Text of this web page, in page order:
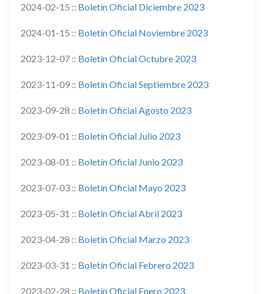
2024-02-15 :: Boletín Oficial Diciembre 2023
2024-01-15 :: Boletín Oficial Noviembre 2023
2023-12-07 :: Boletín Oficial Octubre 2023
2023-11-09 :: Boletín Oficial Septiembre 2023
2023-09-28 :: Boletín Oficial Agosto 2023
2023-09-01 :: Boletín Oficial Julio 2023
2023-08-01 :: Boletín Oficial Junio 2023
2023-07-03 :: Boletín Oficial Mayo 2023
2023-05-31 :: Boletín Oficial Abril 2023
2023-04-28 :: Boletín Oficial Marzo 2023
2023-03-31 :: Boletín Oficial Febrero 2023
2023-02-28 :: Boletín Oficial Enero 2023